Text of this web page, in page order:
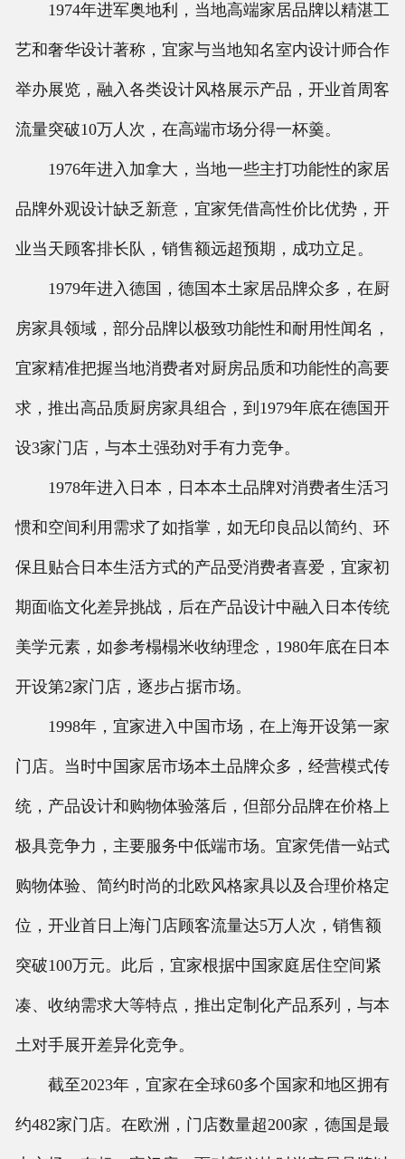
1974年进军奥地利，当地高端家居品牌以精湛工
艺和奢华设计著称，宜家与当地知名室内设计师合作
举办展览，融入各类设计风格展示产品，开业首周客
流量突破10万人次，在高端市场分得一杯羹。
1976年进入加拿大，当地一些主打功能性的家居
品牌外观设计缺乏新意，宜家凭借高性价比优势，开
业当天顾客排长队，销售额远超预期，成功立足。
1979年进入德国，德国本土家居品牌众多，在厨
房家具领域，部分品牌以极致功能性和耐用性闻名，
宜家精准把握当地消费者对厨房品质和功能性的高要
求，推出高品质厨房家具组合，到1979年底在德国开
设3家门店，与本土强劲对手有力竞争。
1978年进入日本，日本本土品牌对消费者生活习
惯和空间利用需求了如指掌，如无印良品以简约、环
保且贴合日本生活方式的产品受消费者喜爱，宜家初
期面临文化差异挑战，后在产品设计中融入日本传统
美学元素，如参考榻榻米收纳理念，1980年底在日本
开设第2家门店，逐步占据市场。
1998年，宜家进入中国市场，在上海开设第一家
门店。当时中国家居市场本土品牌众多，经营模式传
统，产品设计和购物体验落后，但部分品牌在价格上
极具竞争力，主要服务中低端市场。宜家凭借一站式
购物体验、简约时尚的北欧风格家具以及合理价格定
位，开业首日上海门店顾客流量达5万人次，销售额
突破100万元。此后，宜家根据中国家庭居住空间紧
凑、收纳需求大等特点，推出定制化产品系列，与本
土对手展开差异化竞争。
截至2023年，宜家在全球60多个国家和地区拥有
约482家门店。在欧洲，门店数量超200家，德国是最